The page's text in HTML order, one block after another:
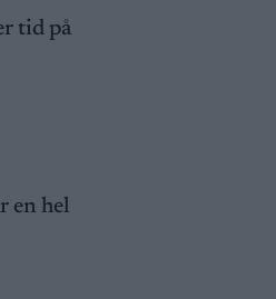
tid på
en hel